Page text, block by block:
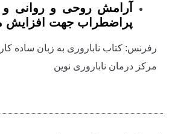
آرامش روحی و روانی و
پراضطراب جهت افزایش
رفرنس: کتاب ناباروری به زبان ساده
مرکز درمان ناباروری نوین